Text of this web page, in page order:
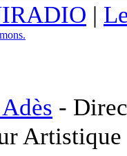
|
-